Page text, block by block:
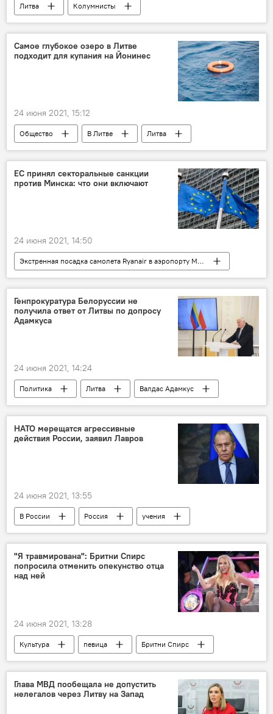
Литва Колумнисты
Самое глубокое озеро в Литве
подходит для купания на Йонинес
24 июня 2021, 15:12
Общество В Литве
Литва
озеро
купаться
Йонинес
купальный сезон
ЕС принял секторальные санкции
против Минска: что они включают
24 июня 2021, 14:50
Экстренная посадка самолета Ryanair в аэропорту Минска
Евросоюз (ЕС)
санкции
Белоруссия
Генпрокуратура Белоруссии не
получила ответ от Литвы по допросу
Адамкуса
24 июня 2021, 14:24
Политика Литва
Валдас Адамкус
Белоруссия
НАТО мерещатся агрессивные
действия России, заявил Лавров
24 июня 2021, 13:55
В России Россия
учения
оборона
Сергей Лавров
"Я травмирована": Бритни Спирс
попросила отменить опекунство отца
над ней
24 июня 2021, 13:28
Культура певица
Бритни Спирс
Справки
Глава МВД пообещала не допустить
нелегалов через Литву на Запад